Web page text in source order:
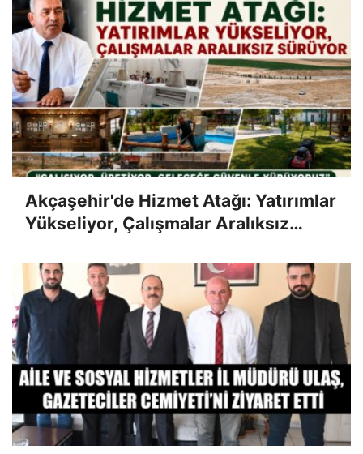
Akçaşehir'de Hizmet Atağı: Yatırımlar
Yükseliyor, Çalışmalar Aralıksız